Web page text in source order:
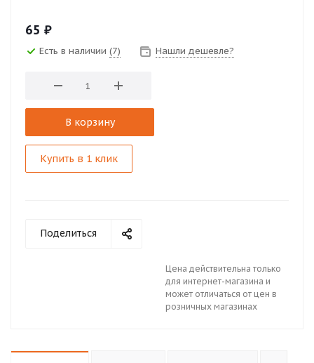
65 ₽
Есть в наличии (7) Нашли дешевле?
В корзину
Купить в 1 клик
Поделиться
Цена действительна только
для интернет-магазина и
может отличаться от цен в
розничных магазинах